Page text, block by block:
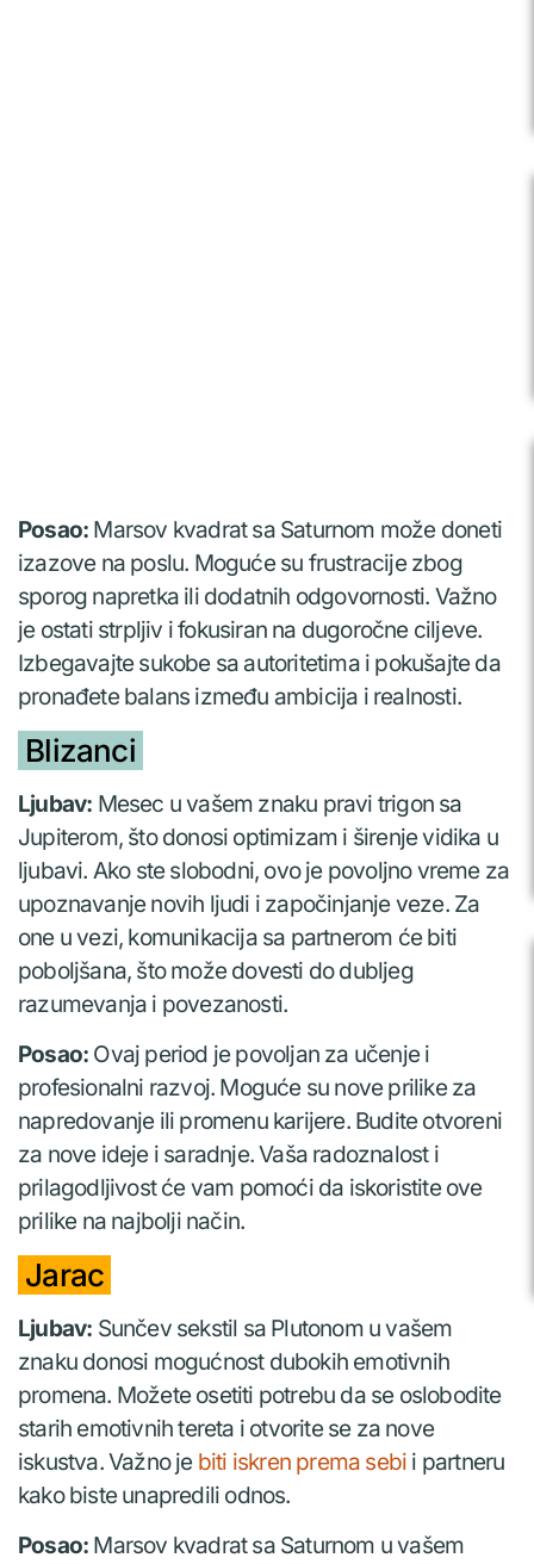
Posao: Marsov kvadrat sa Saturnom može doneti
izazove na poslu. Moguće su frustracije zbog
sporog napretka ili dodatnih odgovornosti. Važno
je ostati strpljiv i fokusiran na dugoročne ciljeve.
Izbegavajte sukobe sa autoritetima i pokušajte da
pronađete balans između ambicija i realnosti.
Blizanci
Ljubav: Mesec u vašem znaku pravi trigon sa
Jupiterom, što donosi optimizam i širenje vidika u
ljubavi. Ako ste slobodni, ovo je povoljno vreme za
upoznavanje novih ljudi i započinjanje veze. Za
one u vezi, komunikacija sa partnerom će biti
poboljšana, što može dovesti do dubljeg
razumevanja i povezanosti.
Posao: Ovaj period je povoljan za učenje i
profesionalni razvoj. Moguće su nove prilike za
napredovanje ili promenu karijere. Budite otvoreni
za nove ideje i saradnje. Vaša radoznalost i
prilagodljivost će vam pomoći da iskoristite ove
prilike na najbolji način.
Jarac
Ljubav: Sunčev sekstil sa Plutonom u vašem
znaku donosi mogućnost dubokih emotivnih
promena. Možete osetiti potrebu da se oslobodite
starih emotivnih tereta i otvorite se za nove
iskustva. Važno je biti iskren prema sebi i partneru
kako biste unapredili odnos.
Posao: Marsov kvadrat sa Saturnom u vašem